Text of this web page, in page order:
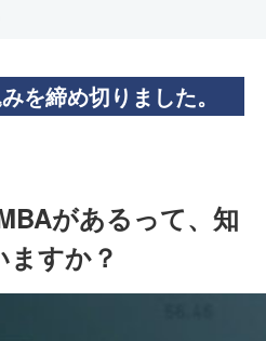
を締め切りました。
があるって、知
ますか？